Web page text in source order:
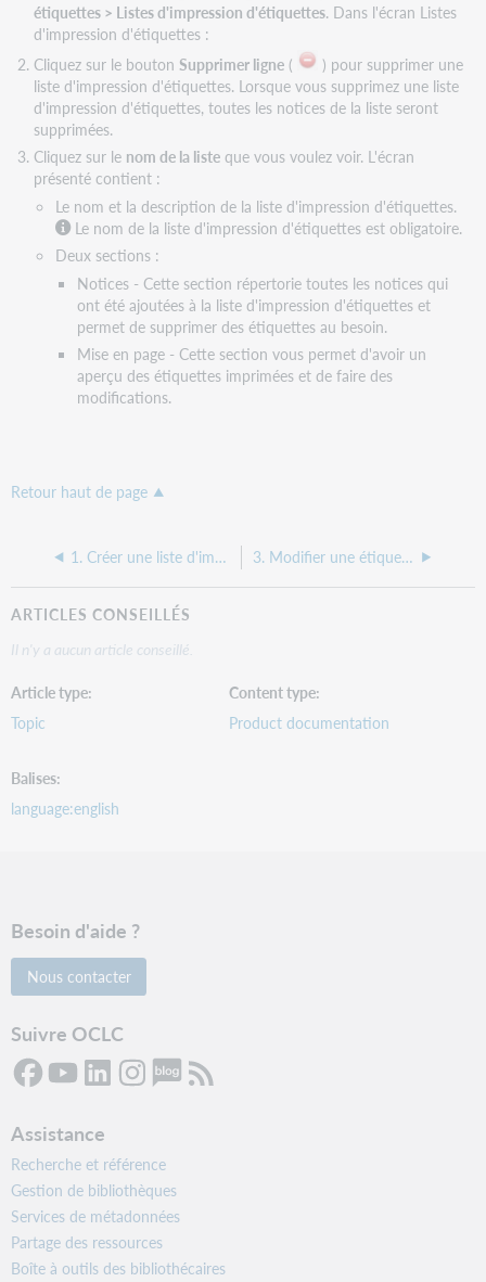
étiquettes > Listes d'impression d'étiquettes. Dans l'écran Listes
d'impression d'étiquettes :
Cliquez sur le bouton Supprimer ligne(
) pour supprimer une
liste d'impression d'étiquettes. Lorsque vous supprimez une liste
d'impression d'étiquettes, toutes les notices de la liste seront
supprimées.
Cliquez sur le nom de la listeque vous voulez voir. L'écran
présenté contient :
Le nom et la description de la liste d'impression d'étiquettes.
Le nom de la liste d'impression d'étiquettes est obligatoire.
Deux sections :
Notices - Cette section répertorie toutes les notices qui
ont été ajoutées à la liste d'impression d'étiquettes et
permet de supprimer des étiquettes au besoin.
Mise en page - Cette section vous permet d'avoir un
aperçu des étiquettes imprimées et de faire des
modifications.
Retour haut de page
1. Créer une liste d'impression d'étiquettes 3. Modifier une étiquette de cote
ARTICLES CONSEILLÉS
Il n'y a aucun article conseillé.
Article type
Topic
Content type
Product documentation
Balises
language:english
Besoin d'aide ?
Nous contacter
Suivre OCLC
Assistance
Recherche et référence
Gestion de bibliothèques
Services de métadonnées
Partage des ressources
Boîte à outils des bibliothécaires